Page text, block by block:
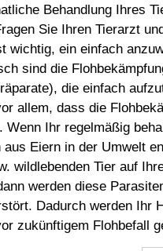
Behandlung Ihres
Sie Ihren Tierarzt
wichtig, ein einfach
sind die
die einfach
allem, dass die
Wenn Ihr regelmäßig
Eiern in der Umwelt
wildlebenden Tier auf
werden diese
Dadurch werden Ihr
zukünftigem Flohbefall